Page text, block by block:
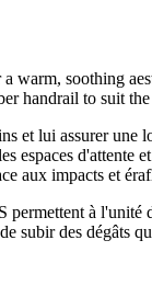
warm, soothing
handrail to suit
et lui assurer une
espaces d'attente
aux impacts et
à
subir des dégâts